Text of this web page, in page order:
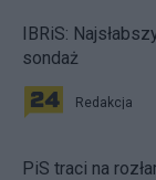
IBRiS:
sondaż
Redakcja
PiS traci na